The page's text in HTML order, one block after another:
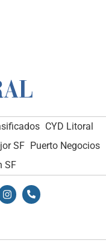
CYD Litoral
SF Puerto Negocios
SF